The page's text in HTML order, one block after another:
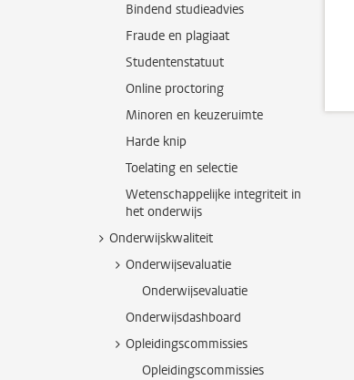
Bindend studieadvies
Fraude en plagiaat
Studentenstatuut
Online proctoring
Minoren en keuzeruimte
Harde knip
Toelating en selectie
Wetenschappelijke integriteit in
het onderwijs
Onderwijskwaliteit
Onderwijsevaluatie
Onderwijsevaluatie
Onderwijsdashboard
Opleidingscommissies
Opleidingscommissies